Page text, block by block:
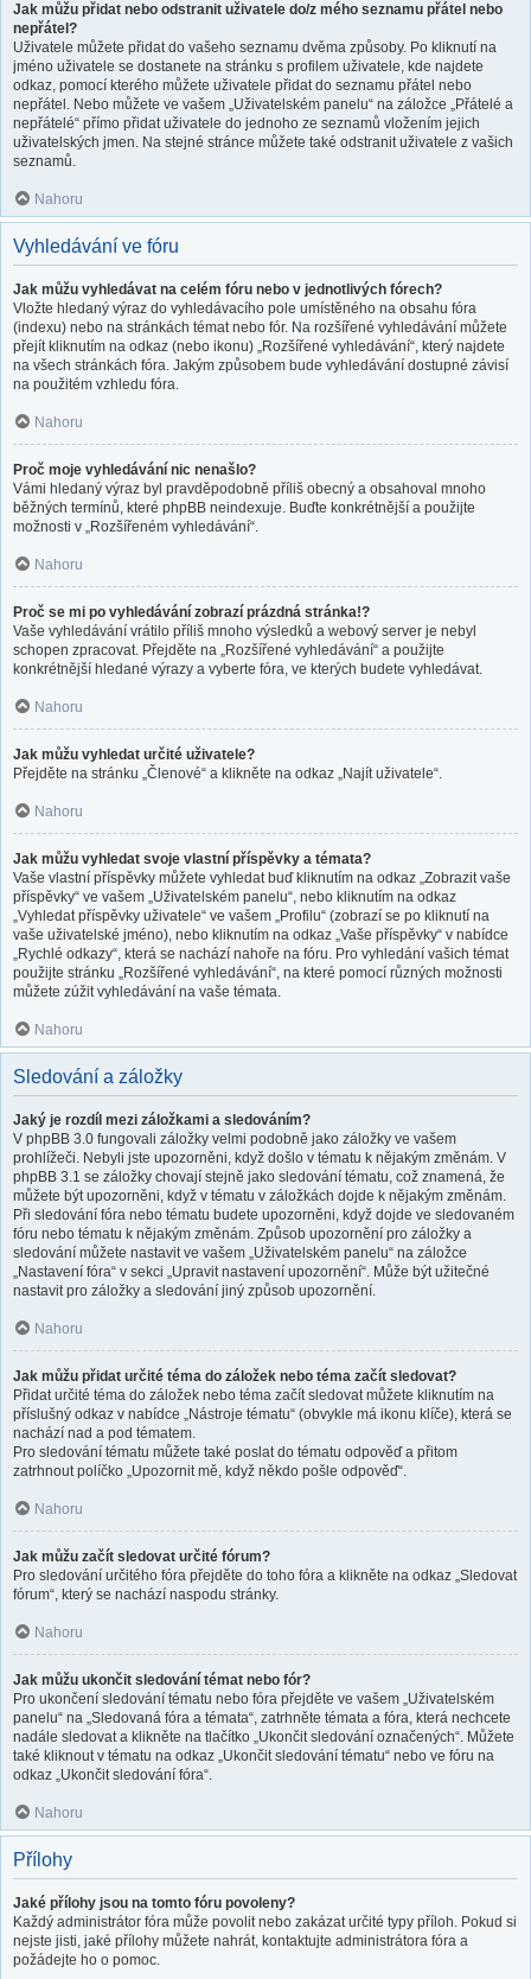
Jak můžu přidat nebo odstranit uživatele do/z mého seznamu přátel nebo
nepřátel?
Uživatele můžete přidat do vašeho seznamu dvěma způsoby. Po kliknutí na
jméno uživatele se dostanete na stránku s profilem uživatele, kde najdete
odkaz, pomocí kterého můžete uživatele přidat do seznamu přátel nebo
nepřátel. Nebo můžete ve vašem „Uživatelském panelu“ na záložce „Přátelé a
nepřátelé“ přímo přidat uživatele do jednoho ze seznamů vložením jejich
uživatelských jmen. Na stejné stránce můžete také odstranit uživatele z vašich
seznamů.
Nahoru
Vyhledávání ve fóru
Jak můžu vyhledávat na celém fóru nebo v jednotlivých fórech?
Vložte hledaný výraz do vyhledávacího pole umístěného na obsahu fóra
(indexu) nebo na stránkách témat nebo fór. Na rozšířené vyhledávání můžete
přejít kliknutím na odkaz (nebo ikonu) „Rozšířené vyhledávání“, který najdete
na všech stránkách fóra. Jakým způsobem bude vyhledávání dostupné závisí
na použitém vzhledu fóra.
Nahoru
Proč moje vyhledávání nic nenašlo?
Vámi hledaný výraz byl pravděpodobně příliš obecný a obsahoval mnoho
běžných termínů, které phpBB neindexuje. Buďte konkrétnější a použijte
možnosti v „Rozšířeném vyhledávání“.
Nahoru
Proč se mi po vyhledávání zobrazí prázdná stránka!?
Vaše vyhledávání vrátilo příliš mnoho výsledků a webový server je nebyl
schopen zpracovat. Přejděte na „Rozšířené vyhledávání“ a použijte
konkrétnější hledané výrazy a vyberte fóra, ve kterých budete vyhledávat.
Nahoru
Jak můžu vyhledat určité uživatele?
Přejděte na stránku „Členové“ a klikněte na odkaz „Najít uživatele“.
Nahoru
Jak můžu vyhledat svoje vlastní příspěvky a témata?
Vaše vlastní příspěvky můžete vyhledat buď kliknutím na odkaz „Zobrazit vaše
příspěvky“ ve vašem „Uživatelském panelu“, nebo kliknutím na odkaz
„Vyhledat příspěvky uživatele“ ve vašem „Profilu“ (zobrazí se po kliknutí na
vaše uživatelské jméno), nebo kliknutím na odkaz „Vaše příspěvky“ v nabídce
„Rychlé odkazy“, která se nachází nahoře na fóru. Pro vyhledání vašich témat
použijte stránku „Rozšířené vyhledávání“, na které pomocí různých možnosti
můžete zúžit vyhledávání na vaše témata.
Nahoru
Sledování a záložky
Jaký je rozdíl mezi záložkami a sledováním?
V phpBB 3.0 fungovali záložky velmi podobně jako záložky ve vašem
prohlížeči. Nebyli jste upozorněni, když došlo v tématu k nějakým změnám. V
phpBB 3.1 se záložky chovají stejně jako sledování tématu, což znamená, že
můžete být upozorněni, když v tématu v záložkách dojde k nějakým změnám.
Při sledování fóra nebo tématu budete upozorněni, když dojde ve sledovaném
fóru nebo tématu k nějakým změnám. Způsob upozornění pro záložky a
sledování můžete nastavit ve vašem „Uživatelském panelu“ na záložce
„Nastavení fóra“ v sekci „Upravit nastavení upozornění“. Může být užitečné
nastavit pro záložky a sledování jiný způsob upozornění.
Nahoru
Jak můžu přidat určité téma do záložek nebo téma začít sledovat?
Přidat určité téma do záložek nebo téma začít sledovat můžete kliknutím na
příslušný odkaz v nabídce „Nástroje tématu“ (obvykle má ikonu klíče), která se
nachází nad a pod tématem.
Pro sledování tématu můžete také poslat do tématu odpověď a přitom
zatrhnout políčko „Upozornit mě, když někdo pošle odpověď“.
Nahoru
Jak můžu začít sledovat určité fórum?
Pro sledování určitého fóra přejděte do toho fóra a klikněte na odkaz „Sledovat
fórum“, který se nachází naspodu stránky.
Nahoru
Jak můžu ukončit sledování témat nebo fór?
Pro ukončení sledování tématu nebo fóra přejděte ve vašem „Uživatelském
panelu“ na „Sledovaná fóra a témata“, zatrhněte témata a fóra, která nechcete
nadále sledovat a klikněte na tlačítko „Ukončit sledování označených“. Můžete
také kliknout v tématu na odkaz „Ukončit sledování tématu“ nebo ve fóru na
odkaz „Ukončit sledování fóra“.
Nahoru
Přílohy
Jaké přílohy jsou na tomto fóru povoleny?
Každý administrátor fóra může povolit nebo zakázat určité typy příloh. Pokud si
nejste jisti, jaké přílohy můžete nahrát, kontaktujte administrátora fóra a
požádejte ho o pomoc.